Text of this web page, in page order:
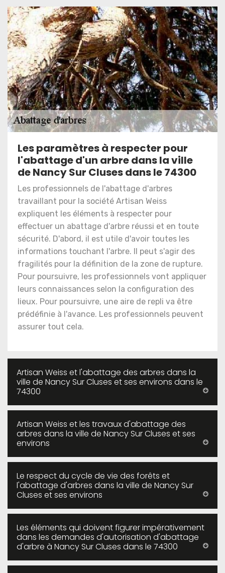
Les paramètres à respecter pour
l'abattage d'un arbre dans la ville
de Nancy Sur Cluses dans le 74300
Les professionnels de l'abattage d'arbres
travaillant pour la société Artisan Weiss
expliquent les éléments à respecter pour
effectuer un abattage d'arbre réussi et en toute
sécurité. D'abord, il est utile d'avoir toutes les
informations touchant l'arbre. Il peut s'agir des
fragilités pour la définition de la zone de rupture.
Pour poursuivre, les professionnels vont appliquer
leurs connaissances selon la configuration des
lieux. Pour poursuivre, une aire de repli va être
prédéfinie à l'avance. Les professionnels peuvent
assurer tout cela.
Artisan Weiss et l'abattage des arbres dans la
ville de Nancy Sur Cluses et ses environs dans le
74300
Artisan Weiss et les travaux d'abattage des
arbres dans la ville de Nancy Sur Cluses et ses
environs
Le respect du cycle de vie des forêts et
l'abattage d'arbres dans la ville de Nancy Sur
Cluses et ses environs
Les éléments qui doivent figurer impérativement
dans les demandes d'autorisation d'abattage
d'arbre à Nancy Sur Cluses dans le 74300